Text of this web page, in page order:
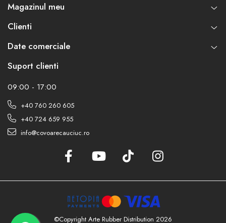
Magazinul meu
Clienti
Date comerciale
Suport clienti
09:00 - 17:00
+40 760 260 605
+40 724 659 955
info@covoarecauciuc.ro
©Copyright Arte Rubber Distribution 2026